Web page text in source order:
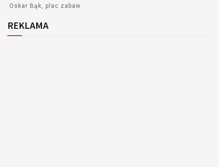
Oskar Bąk
plac zabaw
REKLAMA